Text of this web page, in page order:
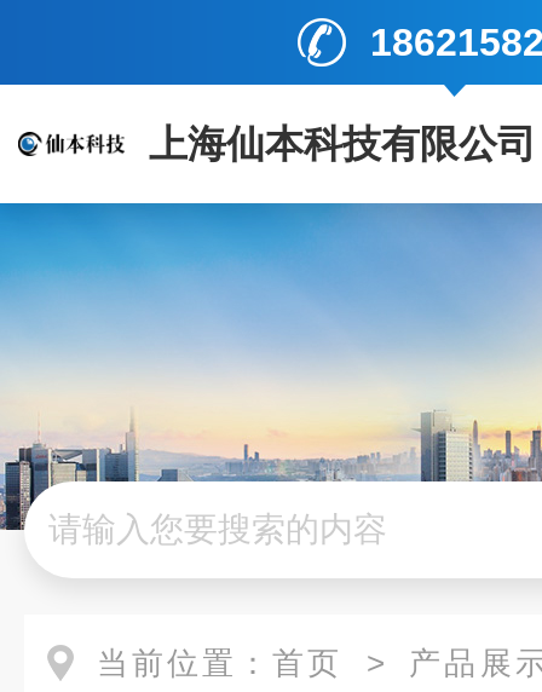
上海仙本科技有限公司
当前位置： 首页 > 产品展